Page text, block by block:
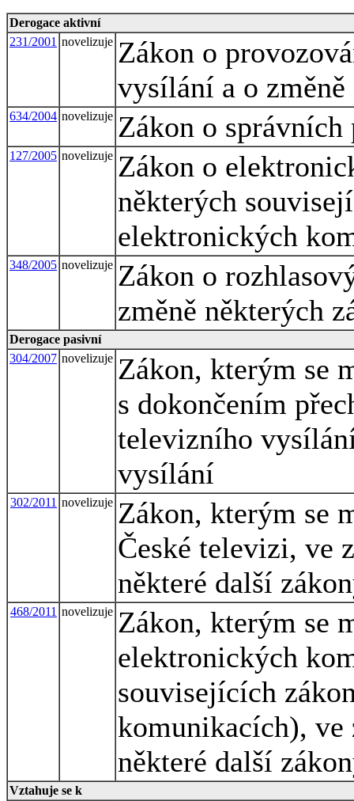
Derogace aktivní
231/2001 novelizuje Zákon o
vysílání a o
634/2004 novelizuje Zákon o
127/2005 novelizuje Zákon o
některých
elektronických
348/2005 novelizuje Zákon o
změně některých
Derogace pasivní
304/2007 novelizuje Zákon, kterým se
s dokončením
televizního
vysílání
302/2011 novelizuje Zákon, kterým se
České televizi, ve
některé další
468/2011 novelizuje Zákon, kterým se
elektronických
souvisejících
komunikacích), ve
některé další
Vztahuje se k